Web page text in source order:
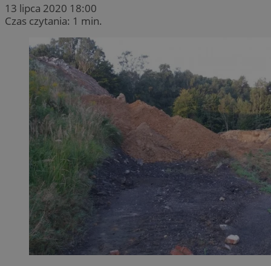
13 lipca 2020 18:00
Czas czytania: 1 min.